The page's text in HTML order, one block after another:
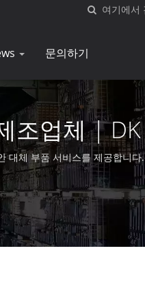
문의하기
조업체 | DK
대체 부품 서비스를 제공합니다.